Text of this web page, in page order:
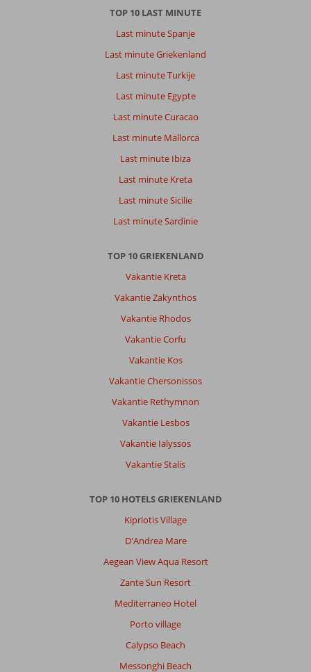
TOP 10 LAST MINUTE
Last minute Spanje
Last minute Griekenland
Last minute Turkije
Last minute Egypte
Last minute Curacao
Last minute Mallorca
Last minute Ibiza
Last minute Kreta
Last minute Sicilie
Last minute Sardinie
TOP 10 GRIEKENLAND
Vakantie Kreta
Vakantie Zakynthos
Vakantie Rhodos
Vakantie Corfu
Vakantie Kos
Vakantie Chersonissos
Vakantie Rethymnon
Vakantie Lesbos
Vakantie Ialyssos
Vakantie Stalis
TOP 10 HOTELS GRIEKENLAND
Kipriotis Village
D'Andrea Mare
Aegean View Aqua Resort
Zante Sun Resort
Mediterraneo Hotel
Porto village
Calypso Beach
Messonghi Beach